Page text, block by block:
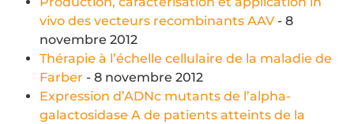
vivo des vecteurs recombinants AAV- 8
novembre 2012
Thérapie à l’échelle cellulaire de la maladie de
Farber - 8 novembre 2012
Expression d’ADNc mutants de l’alpha-
galactosidase A de patients atteints de la